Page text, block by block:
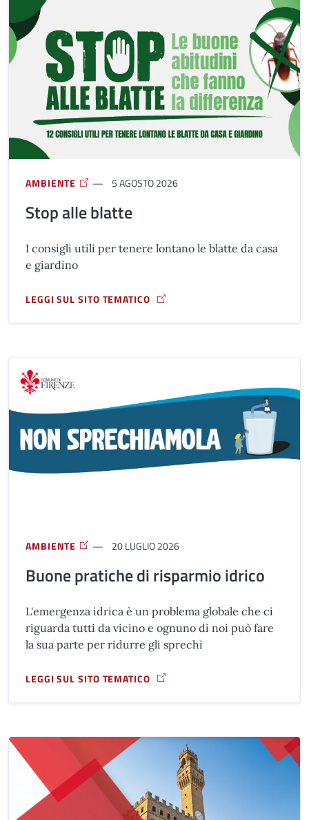
AMBIENTE 5 AGOSTO 2026
Stop alle blatte
I consigli utili per tenere lontano le blatte da casa
e giardino
LEGGI SUL SITO TEMATICO
A PROPOSITO DI STOP ALLE BLATTE
AMBIENTE 20 LUGLIO 2026
Buone pratiche di risparmio idrico
L'emergenza idrica è un problema globale che ci
riguarda tutti da vicino e ognuno di noi può fare
la sua parte per ridurre gli sprechi
LEGGI SUL SITO TEMATICO
A PROPOSITO DI BUONE PRATICHE DI RISPARMIO IDRICO